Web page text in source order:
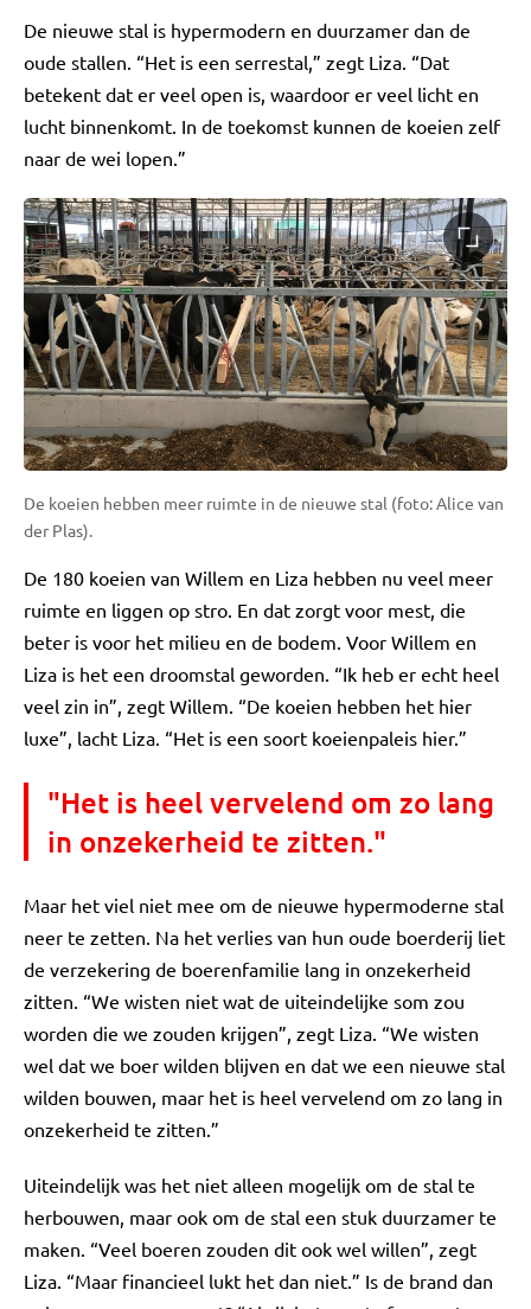
De nieuwe stal is hypermodern en duurzamer dan de
oude stallen. “Het is een serrestal,” zegt Liza. “Dat
betekent dat er veel open is, waardoor er veel licht en
lucht binnenkomt. In de toekomst kunnen de koeien zelf
naar de wei lopen.”
De koeien hebben meer ruimte in de nieuwe stal (foto: Alice van
der Plas).
De 180 koeien van Willem en Liza hebben nu veel meer
ruimte en liggen op stro. En dat zorgt voor mest, die
beter is voor het milieu en de bodem. Voor Willem en
Liza is het een droomstal geworden. “Ik heb er echt heel
veel zin in”, zegt Willem. “De koeien hebben het hier
luxe”, lacht Liza. “Het is een soort koeienpaleis hier.”
"Het is heel vervelend om zo lang
in onzekerheid te zitten."
Maar het viel niet mee om de nieuwe hypermoderne stal
neer te zetten. Na het verlies van hun oude boerderij liet
de verzekering de boerenfamilie lang in onzekerheid
zitten. “We wisten niet wat de uiteindelijke som zou
worden die we zouden krijgen”, zegt Liza. “We wisten
wel dat we boer wilden blijven en dat we een nieuwe stal
wilden bouwen, maar het is heel vervelend om zo lang in
onzekerheid te zitten.”
Uiteindelijk was het niet alleen mogelijk om de stal te
herbouwen, maar ook om de stal een stuk duurzamer te
maken. “Veel boeren zouden dit ook wel willen”, zegt
Liza. “Maar financieel lukt het dan niet.” Is de brand dan